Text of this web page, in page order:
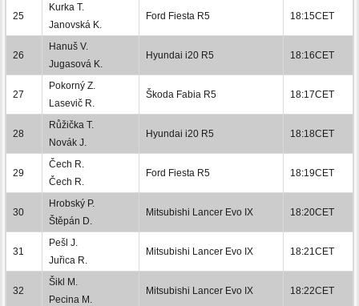
25
Kurka T.
Janovská K.
Ford Fiesta R5 18:15CET
26
Hanuš V.
Jugasová K.
Hyundai i20 R5 18:16CET
27
Pokorný Z.
Lasevič R.
Škoda Fabia R5 18:17CET
28
Růžička T.
Novák J.
Hyundai i20 R5 18:18CET
29
Čech R.
Čech R.
Ford Fiesta R5 18:19CET
30
Hrobský P.
Štěpán D.
Mitsubishi Lancer Evo IX 18:20CET
31
Pešl J.
Juřica R.
Mitsubishi Lancer Evo IX 18:21CET
32
Šikl M.
Pecina M.
Mitsubishi Lancer Evo IX 18:22CET